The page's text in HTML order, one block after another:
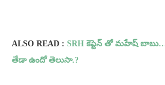
ALSO READ : SRH కెప్టెన్ తో మహేష్
తేడా ఉందో తెలుసా.?